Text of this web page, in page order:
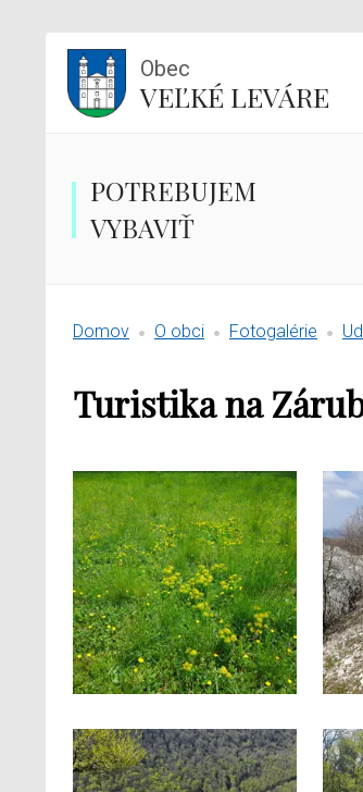
Obec
VEĽKÉ LEVÁRE
POTREBUJEM
VYBAVIŤ
Domov O obci Fotogalérie
Turistika na